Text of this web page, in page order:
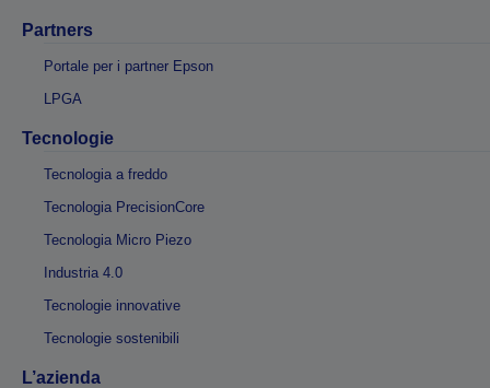
Partners
Portale per i partner Epson
LPGA
Tecnologie
Tecnologia a freddo
Tecnologia PrecisionCore
Tecnologia Micro Piezo
Industria 4.0
Tecnologie innovative
Tecnologie sostenibili
L’azienda